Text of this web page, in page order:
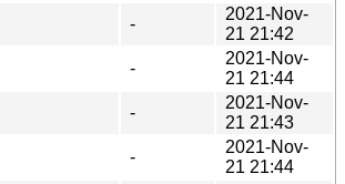
-
2021-Nov-
21 21:42
-
2021-Nov-
21 21:44
-
2021-Nov-
21 21:43
-
2021-Nov-
21 21:44